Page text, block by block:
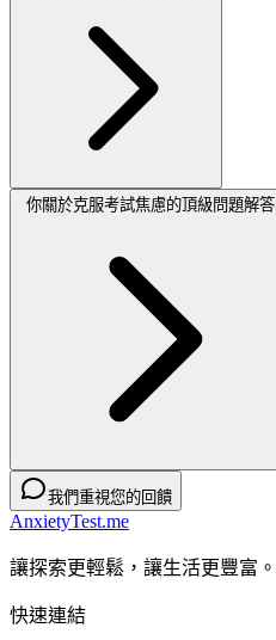
你關於克服考試焦慮的頂級問題解答
我們重視您的回饋
AnxietyTest.me
讓探索更輕鬆，讓生活更豐富。
快速連結